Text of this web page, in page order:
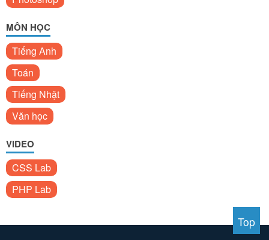
MÔN HỌC
Tiếng Anh
Toán
Tiếng Nhật
Văn học
VIDEO
CSS Lab
PHP Lab
Top